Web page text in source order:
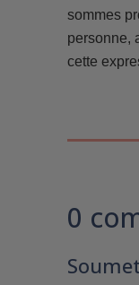
sommes
personne,
cette
0